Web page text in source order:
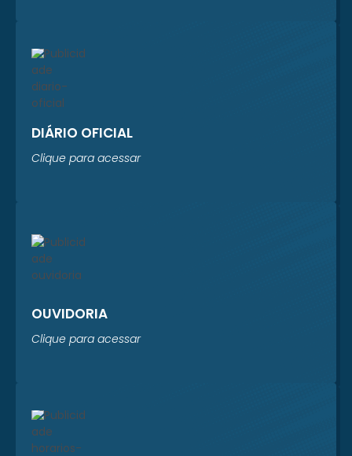
DIÁRIO OFICIAL
Clique para acessar
OUVIDORIA
Clique para acessar